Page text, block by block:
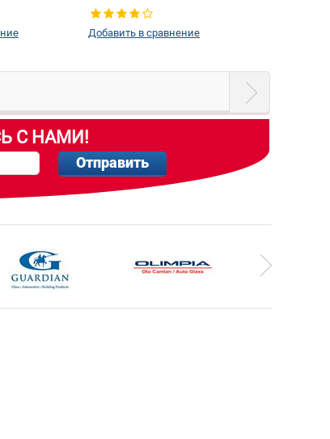
Изменение камеры +
особенностей +
Добавить в сравнение
С НАМИ!
Отправить